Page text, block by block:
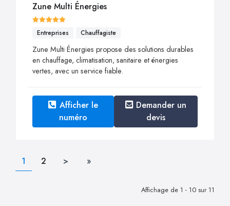
Zune Multi Énergies
Entreprises Chauffagiste
Zune Multi Énergies propose des solutions durables
en chauffage, climatisation, sanitaire et énergies
vertes, avec un service fiable.
Afficher le
numéro
Demander un
devis
1 2 > »
Affichage de 1 - 10 sur 11